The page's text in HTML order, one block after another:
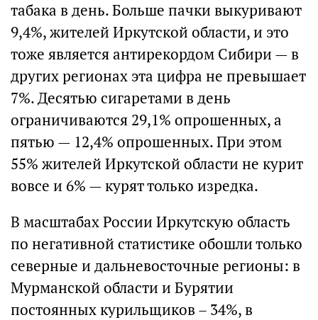
табака в день. Больше пачки выкуривают
9,4%, жителей Иркутской области, и это
тоже является антирекордом Сибири — в
других регионах эта цифра не превышает
7%. Десятью сигаретами в день
ограничиваются 29,1% опрошенных, а
пятью — 12,4% опрошенных. При этом
55% жителей Иркутской области не курит
вовсе и 6% — курят только изредка.
В масштабах России Иркутскую область
по негативной статистике обошли только
северные и дальневосточные регионы: в
Мурманской области и Бурятии
постоянных курильщиков – 34%, в